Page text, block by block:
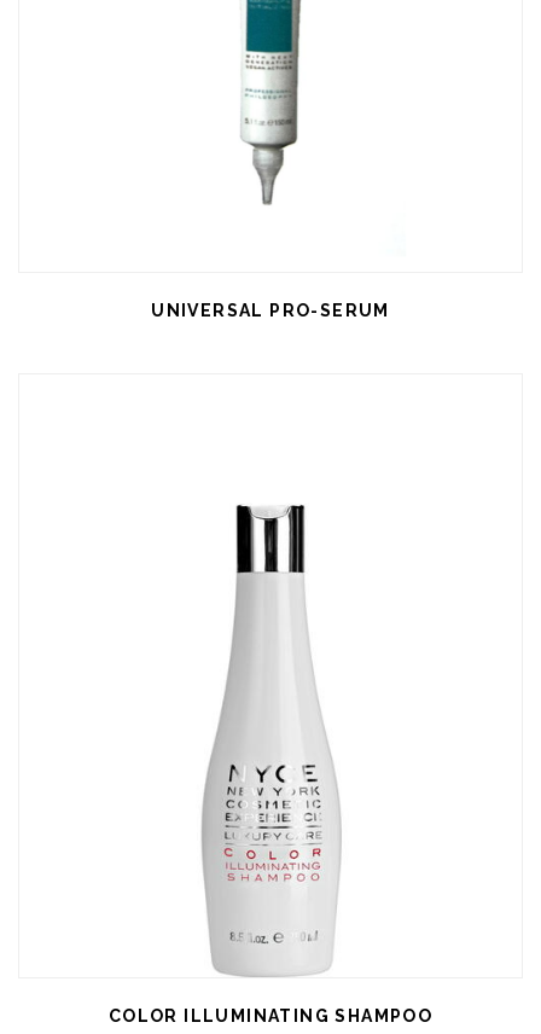
UNIVERSAL PRO-SERUM
COLOR ILLUMINATING SHAMPOO